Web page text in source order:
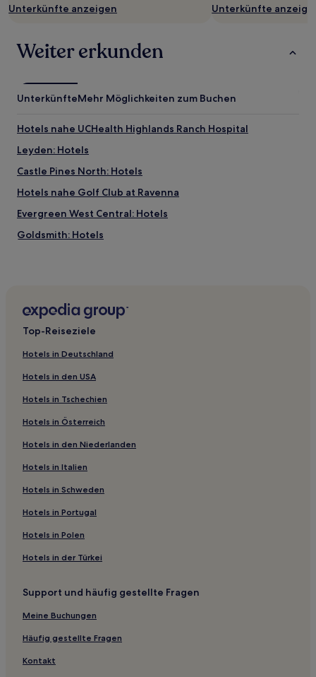
Unterkünfte anzeigen Unterkünfte
Weiter erkunden
UnterkünfteMehr Möglichkeiten zum Buchen
Hotels nahe UCHealth Highlands Ranch Hospital
Leyden: Hotels
Castle Pines North: Hotels
Hotels nahe Golf Club at Ravenna
Evergreen West Central: Hotels
Goldsmith: Hotels
University: Hotels
Cottonwood: Hotels
Hotels nahe Ogden Theater
Highlands Ranch: Hotels
Hotels nahe Wings Over the Rockies Air and Space
Museum
Southeast: Hotels
Denver Hotels
Top-Reiseziele
Hotels in Deutschland
Hotels in den USA
Hotels in Tschechien
Hotels in Österreich
Hotels in den Niederlanden
Hotels in Italien
Hotels in Schweden
Hotels in Portugal
Hotels in Polen
Hotels in der Türkei
Support und häufig gestellte Fragen
Meine Buchungen
Häufig gestellte Fragen
Kontakt